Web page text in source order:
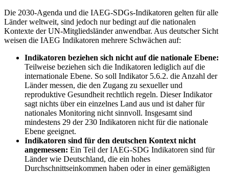
Die 2030-Agenda und die IAEG-SDGs-Indikatoren gelten für alle
Länder weltweit, sind jedoch nur bedingt auf die nationalen
Kontexte der UN-Mitgliedsländer anwendbar. Aus deutscher Sicht
weisen die IAEG Indikatoren mehrere Schwächen auf:
Indikatoren beziehen sich nicht auf die nationale Ebene:
Teilweise beziehen sich die Indikatoren lediglich auf die
internationale Ebene. So soll Indikator 5.6.2. die Anzahl der
Länder messen, die den Zugang zu sexueller und
reproduktive Gesundheit rechtlich regeln. Dieser Indikator
sagt nichts über ein einzelnes Land aus und ist daher für
nationales Monitoring nicht sinnvoll. Insgesamt sind
mindestens 29 der 230 Indikatoren nicht für die nationale
Ebene geeignet.
Indikatoren sind für den deutschen Kontext nicht
angemessen: Ein Teil der IAEG-SDG Indikatoren sind für
Länder wie Deutschland, die ein hohes
Durchschnittseinkommen haben oder in einer gemäßigten